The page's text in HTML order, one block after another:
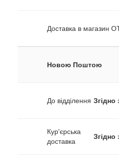
Доставка в магазин
Новою Поштою
До відділення Згідно
Кур'єрська
доставка
Згідно